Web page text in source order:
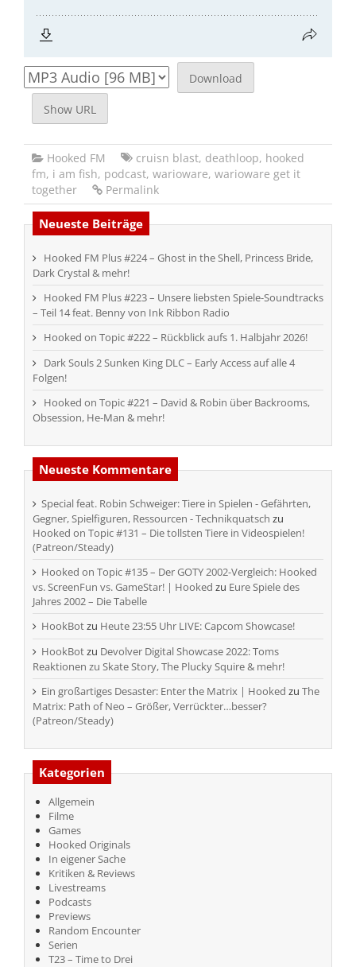
Download
Show URL
Hooked FM cruisn blast, deathloop, hooked
fm, i am fish, podcast, warioware, warioware get it
together
Permalink
Neueste Beiträge
Hooked FM Plus #224 – Ghost in the Shell, Princess Bride,
Dark Crystal & mehr!
Hooked FM Plus #223 – Unsere liebsten Spiele-Soundtracks
– Teil 14 feat. Benny von Ink Ribbon Radio
Hooked on Topic #222 – Rückblick aufs 1. Halbjahr 2026!
Dark Souls 2 Sunken King DLC – Early Access auf alle 4
Folgen!
Hooked on Topic #221 – David & Robin über Backrooms,
Obsession, He-Man & mehr!
Neueste Kommentare
Special feat. Robin Schweiger: Tiere in Spielen - Gefährten,
Gegner, Spielfiguren, Ressourcen - Technikquatsch zu
Hooked on Topic #131 – Die tollsten Tiere in Videospielen!
(Patreon/Steady)
Hooked on Topic #135 – Der GOTY 2002-Vergleich: Hooked
vs. ScreenFun vs. GameStar! | Hooked zu Eure Spiele des
Jahres 2002 – Die Tabelle
HookBotzu Heute 23:55 Uhr LIVE: Capcom Showcase!
HookBotzu Devolver Digital Showcase 2022: Toms
Reaktionen zu Skate Story, The Plucky Squire & mehr!
Ein großartiges Desaster: Enter the Matrix | Hooked zu The
Matrix: Path of Neo – Größer, Verrückter…besser?
(Patreon/Steady)
Kategorien
Allgemein
Filme
Games
Hooked Originals
In eigener Sache
Kritiken & Reviews
Livestreams
Podcasts
Previews
Random Encounter
Serien
T23 – Time to Drei